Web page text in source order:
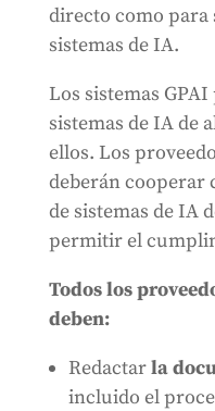
directo como para
sistemas de IA.
Los sistemas
sistemas de IA de
ellos. Los
deberán cooperar
de sistemas de IA
permitir el
Todos los
deben:
Redactarla
incluido el